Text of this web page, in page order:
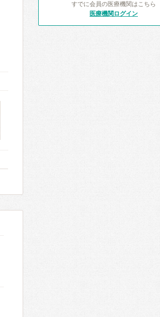
すでに会員の医療機関はこちら
医療機関ログイン